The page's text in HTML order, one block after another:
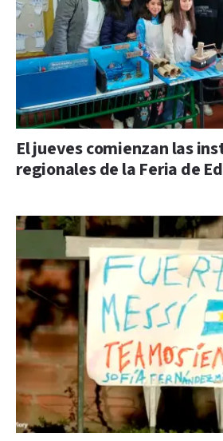
El jueves comienzan las
regionales de la Feria de